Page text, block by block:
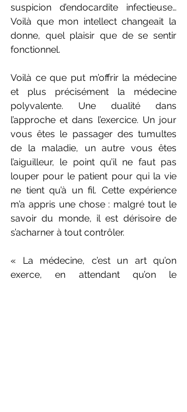
suspicion d’endocardite infectieuse…
Voilà que mon intellect changeait la
donne, quel plaisir que de se sentir
fonctionnel.
Voilà ce que put m’offrir la médecine
et plus précisément la médecine
polyvalente. Une dualité dans
l’approche et dans l’exercice. Un jour
vous êtes le passager des tumultes
de la maladie, un autre vous êtes
l’aiguilleur, le point qu’il ne faut pas
louper pour le patient pour qui la vie
ne tient qu’à un fil. Cette expérience
m’a appris une chose : malgré tout le
savoir du monde, il est dérisoire de
s’acharner à tout contrôler.
« La médecine, c’est un art qu’on
exerce, en attendant qu’on le